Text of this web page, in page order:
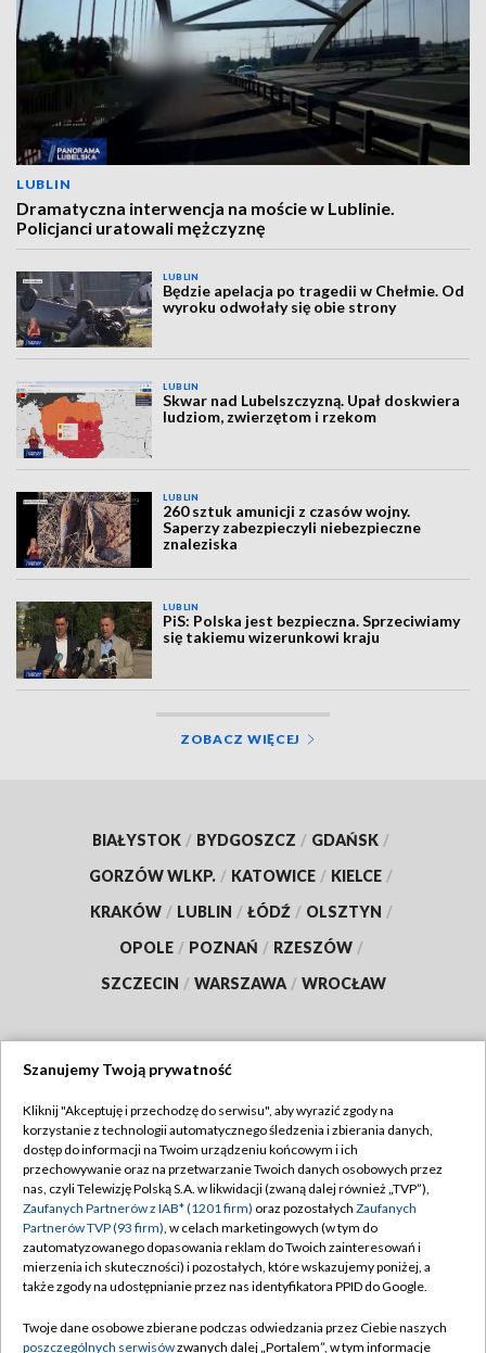
LUBLIN
Dramatyczna interwencja na moście w Lublinie.
Policjanci uratowali mężczyznę
LUBLIN
Będzie apelacja po tragedii w Chełmie. Od
wyroku odwołały się obie strony
LUBLIN
Skwar nad Lubelszczyzną. Upał doskwiera
ludziom, zwierzętom i rzekom
LUBLIN
260 sztuk amunicji z czasów wojny.
Saperzy zabezpieczyli niebezpieczne
znaleziska
LUBLIN
PiS: Polska jest bezpieczna. Sprzeciwiamy
się takiemu wizerunkowi kraju
ZOBACZ WIĘCEJ
BIAŁYSTOK / BYDGOSZCZ / GDAŃSK /
GORZÓW WLKP. / KATOWICE / KIELCE /
KRAKÓW / LUBLIN / ŁÓDŹ / OLSZTYN /
OPOLE / POZNAŃ / RZESZÓW /
SZCZECIN / WARSZAWA / WROCŁAW
TVP
Abonament TVP
Emisja w TVP
Centrum informacji TVP
Naziemna Telewizja Cyfrowa
Rada Programowa
Regulamin TVP
Polityka prywatności
Moje zgody
Pomoc
Szanujemy Twoją prywatność
Kliknij "Akceptuję i przechodzę do serwisu", aby wyrazić zgody na
korzystanie z technologii automatycznego śledzenia i zbierania danych,
dostęp do informacji na Twoim urządzeniu końcowym i ich
przechowywanie oraz na przetwarzanie Twoich danych osobowych przez
nas, czyli Telewizję Polską S.A. w likwidacji (zwaną dalej również „TVP”),
Zaufanych Partnerów z IAB* (1201 firm) oraz pozostałych Zaufanych
Partnerów TVP (93 firm), w celach marketingowych (w tym do
zautomatyzowanego dopasowania reklam do Twoich zainteresowań i
mierzenia ich skuteczności) i pozostałych, które wskazujemy poniżej, a
także zgody na udostępnianie przez nas identyfikatora PPID do Google.
Twoje dane osobowe zbierane podczas odwiedzania przez Ciebie naszych
poszczególnych serwisówzwanych dalej „Portalem”, w tym informacje